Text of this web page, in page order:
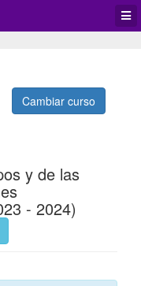
Cambiar curso
y de las
- 2024)